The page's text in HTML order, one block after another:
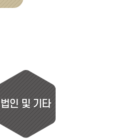
법인 및 기타